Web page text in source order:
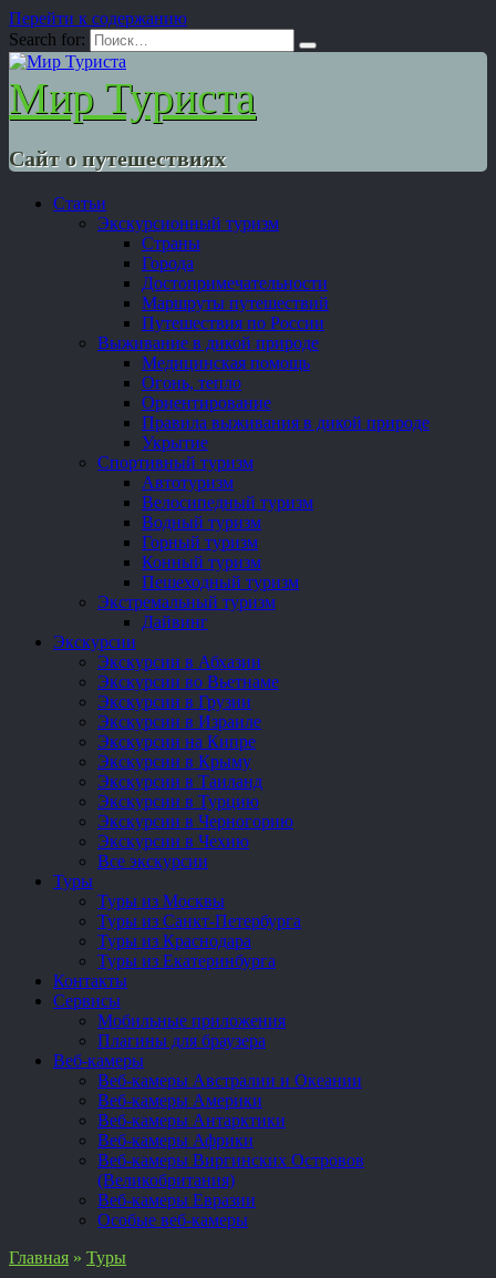
Перейти к содержанию
Search for:
Мир Туриста
Сайт о путешествиях
Статьи
Экскурсионный туризм
Страны
Города
Достопримечательности
Маршруты путешествий
Путешествия по России
Выживание в дикой природе
Медицинская помощь
Огонь, тепло
Ориентирование
Правила выживания в дикой природе
Укрытие
Спортивный туризм
Автотуризм
Велосипедный туризм
Водный туризм
Горный туризм
Конный туризм
Пешеходный туризм
Экстремальный туризм
Дайвинг
Экскурсии
Экскурсии в Абхазии
Экскурсии во Вьетнаме
Экскурсии в Грузии
Экскурсии в Израиле
Экскурсии на Кипре
Экскурсии в Крыму
Экскурсии в Таиланд
Экскурсии в Турцию
Экскурсии в Черногорию
Экскурсии в Чехию
Все экскурсии
Туры
Туры из Москвы
Туры из Санкт-Петербурга
Туры из Краснодара
Туры из Екатеринбурга
Контакты
Сервисы
Мобильные приложения
Плагины для браузера
Веб-камеры
Веб-камеры Австралии и Океании
Веб-камеры Америки
Веб-камеры Антарктики
Веб-камеры Африки
Веб-камеры Виргинских Островов
(Великобритания)
Веб-камеры Евразии
Особые веб-камеры
Главная » Туры